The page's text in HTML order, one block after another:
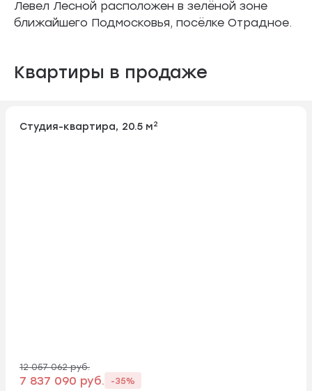
Левел Лесной расположен в зелёной зоне
ближайшего Подмосковья, посёлке Отрадное.
Квартиры в продаже
Студия-квартира, 20.5 м2
12 057 062 руб.
7 837 090 руб. -35%